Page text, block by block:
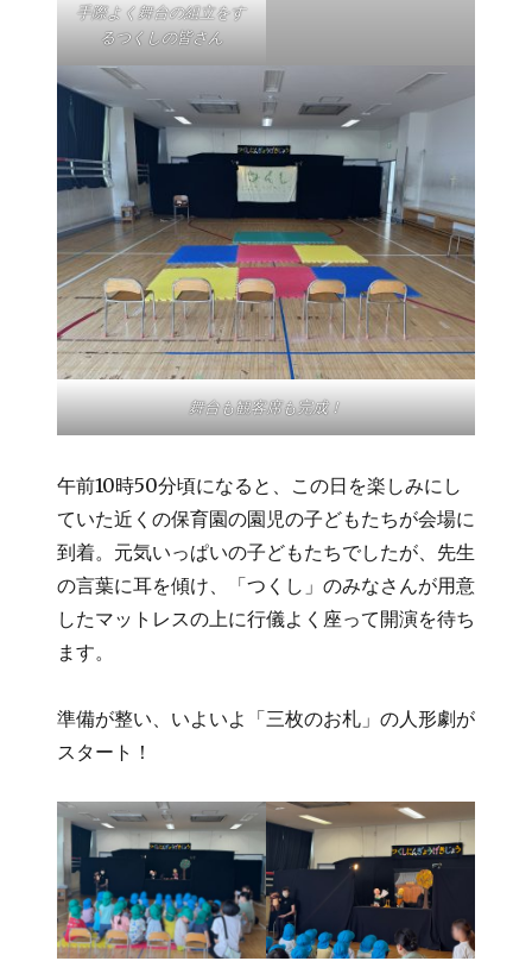
手際よく舞台の組立をす
るつくしの皆さん
舞台も観客席も完成！
午前10時50分頃になると、この日を楽しみにし
ていた近くの保育園の園児の子どもたちが会場に
到着。元気いっぱいの子どもたちでしたが、先生
の言葉に耳を傾け、「つくし」のみなさんが用意
したマットレスの上に行儀よく座って開演を待ち
ます。
準備が整い、いよいよ「三枚のお札」の人形劇が
スタート！